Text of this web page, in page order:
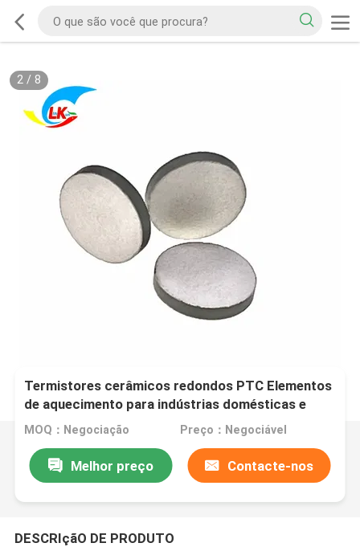
2/ 8
Termistores cerâmicos redondos PTC Elementos
de aquecimento para indústrias domésticas e
automotivas Pellets de qualidade premium
MOQ：Negociação Preço：Negociável
Melhor preço Contacte-nos
DESCRIçãO DE PRODUTO